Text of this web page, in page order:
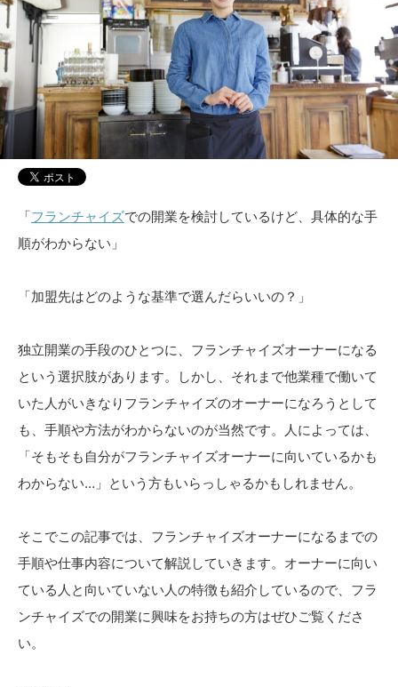
「フランチャイズでの開業を検討しているけど、具体的な手
順がわからない」
「加盟先はどのような基準で選んだらいいの？」
独立開業の手段のひとつに、フランチャイズオーナーになる
という選択肢があります。しかし、それまで他業種で働いて
いた人がいきなりフランチャイズのオーナーになろうとして
も、手順や方法がわからないのが当然です。人によっては、
「そもそも自分がフランチャイズオーナーに向いているかも
わからない…」という方もいらっしゃるかもしれません。
そこでこの記事では、フランチャイズオーナーになるまでの
手順や仕事内容について解説していきます。オーナーに向い
ている人と向いていない人の特徴も紹介しているので、フラ
ンチャイズでの開業に興味をお持ちの方はぜひご覧くださ
い。